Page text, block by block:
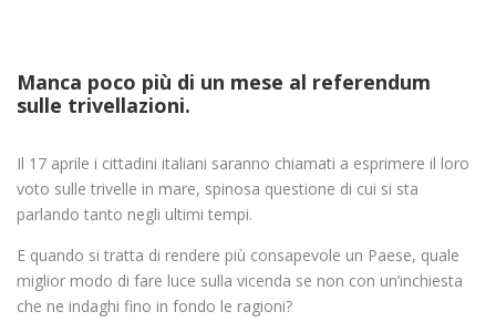
Manca poco più di un mese al referendum
sulle trivellazioni.
Il 17 aprile i cittadini italiani saranno chiamati a esprimere il loro
voto sulle trivelle in mare, spinosa questione di cui si sta
parlando tanto negli ultimi tempi.
E quando si tratta di rendere più consapevole un Paese, quale
miglior modo di fare luce sulla vicenda se non con un’inchiesta
che ne indaghi fino in fondo le ragioni?